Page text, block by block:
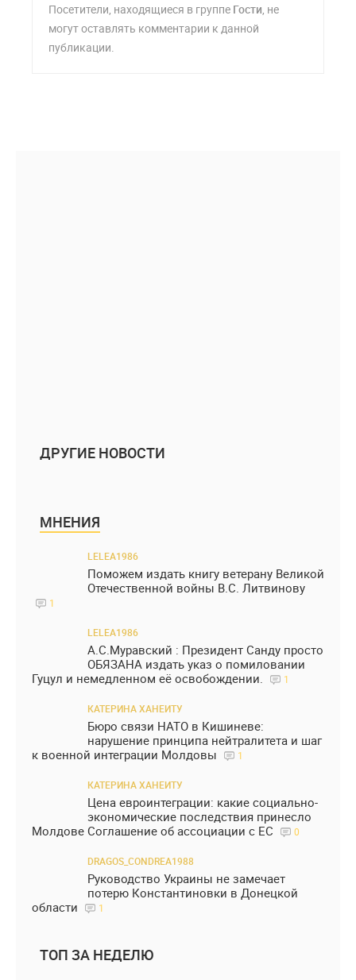
Посетители, находящиеся в группе Гости, не
могут оставлять комментарии к данной
публикации.
ДРУГИЕ НОВОСТИ
МНЕНИЯ
LELEA1986
Поможем издать книгу ветерану Великой
Отечественной войны В.С. Литвинову
1
LELEA1986
А.С.Муравский : Президент Санду просто
ОБЯЗАНА издать указ о помиловании
Гуцул и немедленном её освобождении.
1
КАТЕРИНА ХАНЕИТУ
Бюро связи НАТО в Кишиневе:
нарушение принципа нейтралитета и шаг
к военной интеграции Молдовы
1
КАТЕРИНА ХАНЕИТУ
Цена евроинтеграции: какие социально-
экономические последствия принесло
Молдове Соглашение об ассоциации с ЕС
0
DRAGOS_CONDREA1988
Руководство Украины не замечает
потерю Константиновки в Донецкой
области
1
ТОП ЗА НЕДЕЛЮ